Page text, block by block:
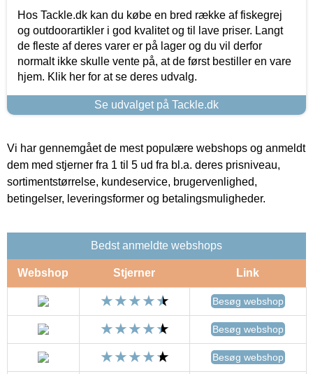
Hos Tackle.dk kan du købe en bred række af fiskegrej
og outdoorartikler i god kvalitet og til lave priser. Langt
de fleste af deres varer er på lager og du vil derfor
normalt ikke skulle vente på, at de først bestiller en vare
hjem. Klik her for at se deres udvalg.
Se udvalget på Tackle.dk
Vi har gennemgået de mest populære webshops og anmeldt
dem med stjerner fra 1 til 5 ud fra bl.a. deres prisniveau,
sortimentstørrelse, kundeservice, brugervenlighed,
betingelser, leveringsformer og betalingsmuligheder.
Bedst anmeldte webshops
Webshop Stjerner Link
Besøg webshop
Besøg webshop
Besøg webshop